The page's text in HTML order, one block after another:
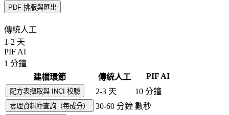
PDF 排版與匯出
傳統人工
1-2 天
PIF AI
1 分鐘
建檔環節
傳統人工 PIF AI
配方表擷取與 INCI 校驗 2-3 天 10 分鐘
毒理資料庫查詢（每成分） 30-60 分鐘 數秒